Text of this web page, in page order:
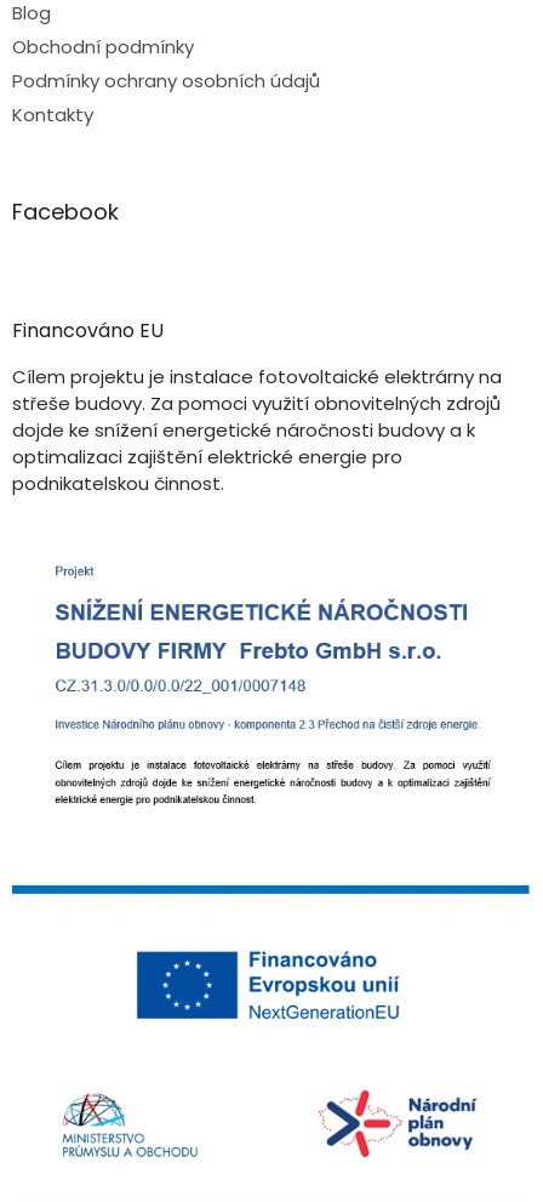
Blog
Obchodní podmínky
Podmínky ochrany osobních údajů
Kontakty
Facebook
Financováno EU
Cílem projektu je instalace fotovoltaické elektrárny na
střeše budovy. Za pomoci využití obnovitelných zdrojů
dojde ke snížení energetické náročnosti budovy a k
optimalizaci zajištění elektrické energie pro
podnikatelskou činnost.